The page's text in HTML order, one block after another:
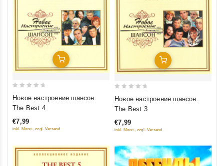
Добавить В Корзину
5
Новое настроение шансон.
The Best 4
€7,99
inkl. Mwst., zzgl. Versand
Добавить В Корзину
5
Новое настроение шансон.
The Best 3
€7,99
inkl. Mwst., zzgl. Versand